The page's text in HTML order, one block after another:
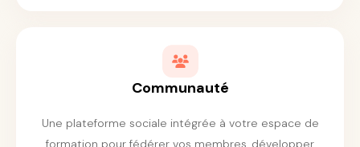
Communauté
Une plateforme sociale intégrée à votre espace de
formation pour fédérer vos membres, développer